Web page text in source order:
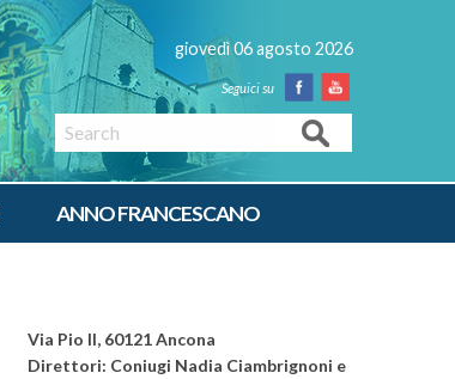
giovedì 06 agosto 2026
Facebook
Youtube
Search
ANNO FRANCESCANO
Via Pio II, 60121 Ancona
Direttori: Coniugi Nadia Ciambrignoni e